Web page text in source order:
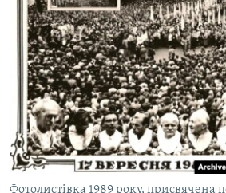
Фотолистівка 1989 року, присвячена